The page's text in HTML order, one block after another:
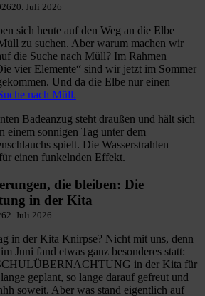
20. Juli 2026
sich heute auf den Weg an die Elbe
zu suchen. Aber warum machen wir
die Suche nach Müll? Im Rahmen
vier Elemente“ sind wir jetzt im Sommer
Und da die Elbe nur einen
nach Müll.
die bleiben: Die
in der Kita
2. Juli 2026
in der Kita Knirpse? Nicht mit uns, denn
Juni fand etwas ganz besonderes statt:
in der Kita für
geplant, so lange darauf gefreut und
soweit. Aber was stand eigentlich auf